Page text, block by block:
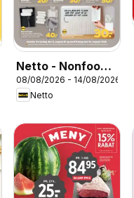
Netto - Nonfood
uge 33
08/08/2026 - 14/08/2026
Netto